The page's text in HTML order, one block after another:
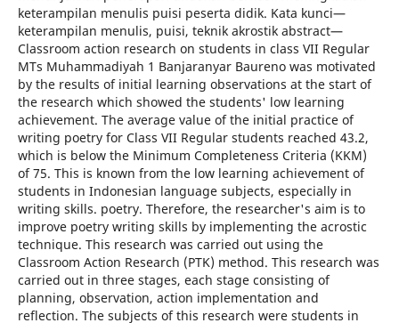
keterampilan menulis puisi peserta didik. Kata kunci—
keterampilan menulis, puisi, teknik akrostik abstract—
Classroom action research on students in class VII Regular
MTs Muhammadiyah 1 Banjaranyar Baureno was motivated
by the results of initial learning observations at the start of
the research which showed the students' low learning
achievement. The average value of the initial practice of
writing poetry for Class VII Regular students reached 43.2,
which is below the Minimum Completeness Criteria (KKM)
of 75. This is known from the low learning achievement of
students in Indonesian language subjects, especially in
writing skills. poetry. Therefore, the researcher's aim is to
improve poetry writing skills by implementing the acrostic
technique. This research was carried out using the
Classroom Action Research (PTK) method. This research was
carried out in three stages, each stage consisting of
planning, observation, action implementation and
reflection. The subjects of this research were students in